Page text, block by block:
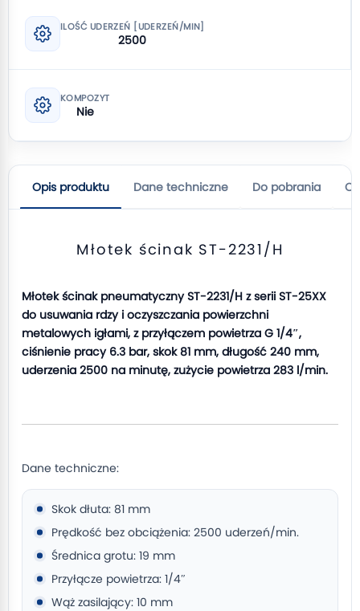
ILOŚĆ UDERZEŃ [UDERZEŃ/MIN]
2500
KOMPOZYT
Nie
Opis produktu Dane techniczne Do pobrania
Młotek ścinak ST-2231/H
Młotek ścinak pneumatyczny ST-2231/H z serii ST-25XX
do usuwania rdzy i oczyszczania powierzchni
metalowych igłami, z przyłączem powietrza G 1/4″,
ciśnienie pracy 6.3 bar, skok 81 mm, długość 240 mm,
uderzenia 2500 na minutę, zużycie powietrza 283 l/min.
Dane techniczne:
Skok dłuta: 81 mm
Prędkość bez obciążenia: 2500 uderzeń/min.
Średnica grotu: 19 mm
Przyłącze powietrza: 1/4″
Wąż zasilający: 10 mm